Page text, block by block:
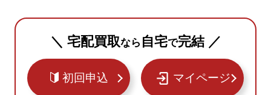
＼ 宅配買取なら 自宅で完結 ／
初回申込 マイページ